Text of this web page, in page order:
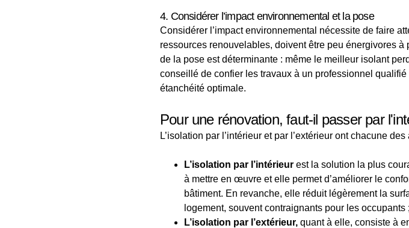
4. Considérer l’impact environnemental et la pose
Considérer l’impact environnemental nécessite de faire
ressources renouvelables, doivent être peu énergivores
de la pose est déterminante : même le meilleur isolant
conseillé de confier les travaux à un professionnel
étanchéité optimale.
Pour une rénovation, faut-il passer par
L’isolation par l’intérieur et par l’extérieur ont chacune
L’isolation par l’intérieur est la solution la plus
à mettre en œuvre et elle permet d’améliorer le
bâtiment. En revanche, elle réduit légèrement la
logement, souvent contraignants pour les occupants ;
L’isolation par l’extérieur, quant à elle, consiste à